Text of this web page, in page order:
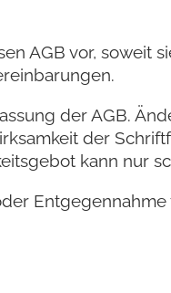
AGB vor, soweit
der AGB.
der
kann nur